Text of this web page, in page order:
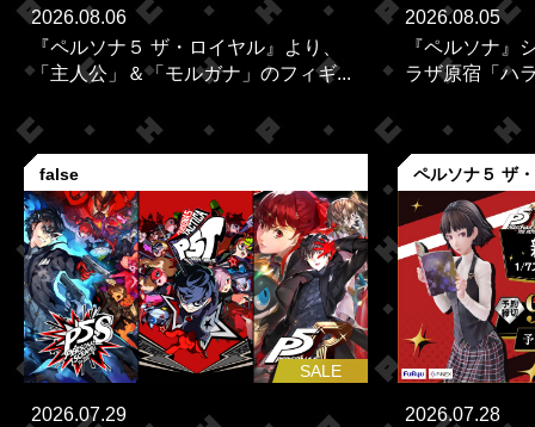
2026.08.06
『ペルソナ５ ザ・ロイヤル』より、
「主人公」＆「モルガナ」のフィギ...
2026.08.05
『ペルソナ』
ラザ原宿「ハ
false
SALE
2026.07.29
ペルソナ５ ザ
2026.07.28